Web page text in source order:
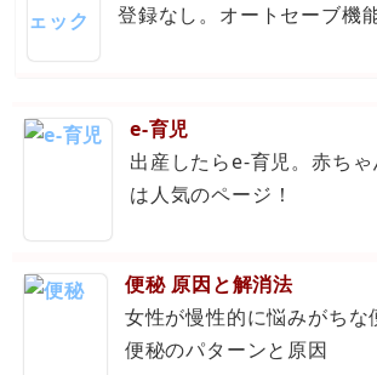
登録なし。オートセーブ機
e-育児
出産したらe-育児。赤ち
は人気のページ！
便秘 原因と解消法
女性が慢性的に悩みがちな
便秘のパターンと原因